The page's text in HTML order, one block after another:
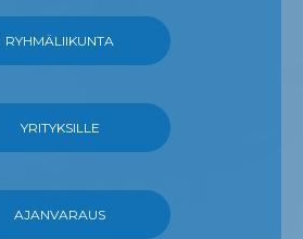
RYHMÄLIIKUNTA
YRITYKSILLE
AJANVARAUS